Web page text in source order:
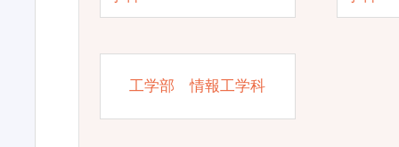
工学部 情報工学科